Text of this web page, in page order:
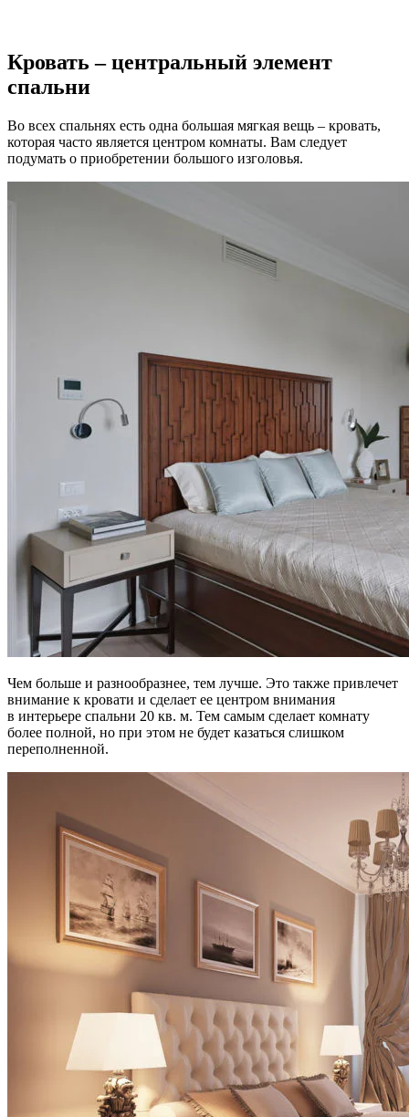
Кровать – центральный элемент
спальни
Во всех спальнях есть одна большая мягкая вещь – кровать,
которая часто является центром комнаты. Вам следует
подумать о приобретении большого изголовья.
Чем больше и разнообразнее, тем лучше. Это также привлечет
внимание к кровати и сделает ее центром внимания
в интерьере спальни 20 кв. м. Тем самым сделает комнату
более полной, но при этом не будет казаться слишком
переполненной.